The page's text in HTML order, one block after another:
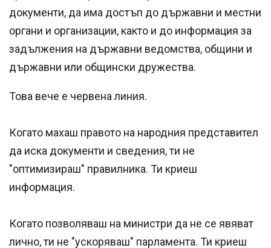
документи, да има достъп до държавни и местни
органи и организации, както и до информация за
задължения на държавни ведомства, общини и
държавни или общински дружества.
Това вече е червена линия.
Когато махаш правото на народния представител
да иска документи и сведения, ти не
"оптимизираш" правилника. Ти криеш
информация.
Когато позволяваш на министри да не се явяват
лично, ти не "ускоряваш" парламента. Ти криеш